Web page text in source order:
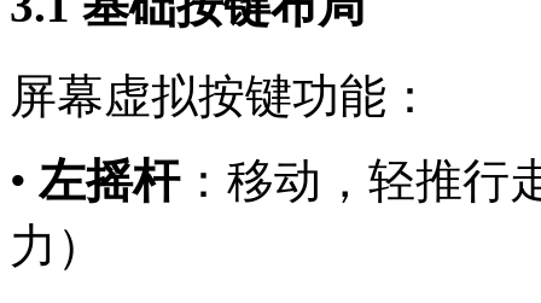
屏幕虚拟按键功能：
• 左摇杆：移动，轻推行
力）